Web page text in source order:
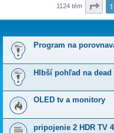
1124 tém 1
Program na
Hlbší pohľad na
OLED tv a monitory
pripojenie 2 HDR TV